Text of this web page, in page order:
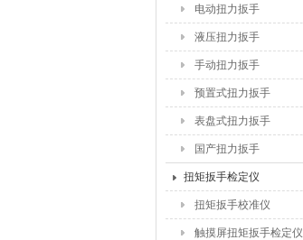
电动扭力扳手
液压扭力扳手
手动扭力扳手
预置式扭力扳手
表盘式扭力扳手
国产扭力扳手
扭矩扳手检定仪
扭矩扳手校准仪
触摸屏扭矩扳手检定仪